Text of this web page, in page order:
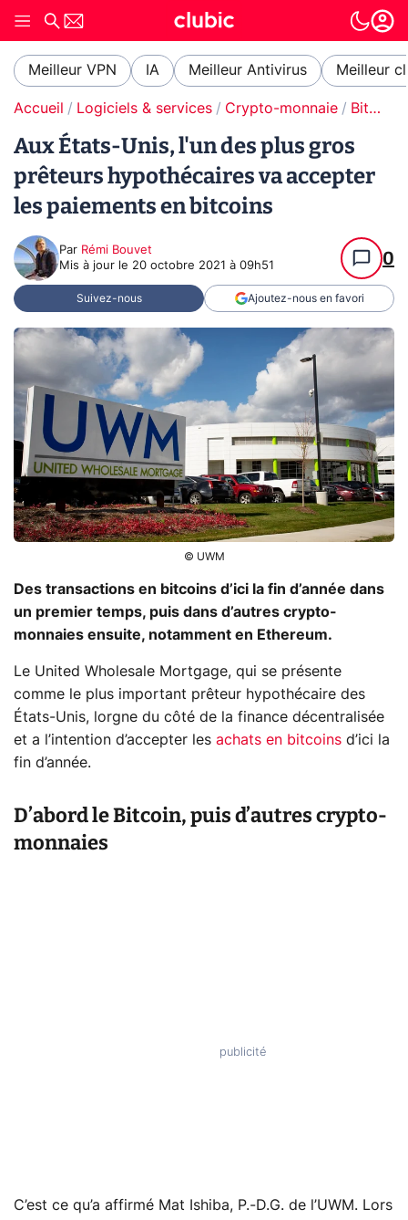
Meilleur VPN IA Meilleur Antivirus Meilleur
Accueil Logiciels & services Crypto-monnaie Bitcoin
Aux États-Unis, l'un des plus gros
prêteurs hypothécaires va accepter
les paiements en bitcoins
Par Rémi Bouvet
Mis à jour le 20 octobre 2021 à 09h51 0
Suivez-nous Ajoutez-nous en favori
© UWM
Des transactions en bitcoins d’ici la fin d’année dans
un premier temps, puis dans d’autres crypto-
monnaies ensuite, notamment en Ethereum.
Le United Wholesale Mortgage, qui se présente
comme le plus important prêteur hypothécaire des
États-Unis, lorgne du côté de la finance décentralisée
et a l’intention d’accepter les achats en bitcoins d’ici la
fin d’année.
D’abord le Bitcoin, puis d’autres crypto-
monnaies
C’est ce qu’a affirmé Mat Ishiba, P.-D.G. de l’UWM. Lors